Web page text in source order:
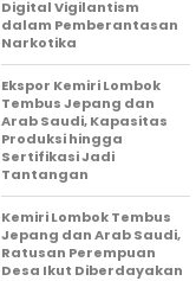
Digital Vigilantism
dalam Pemberantasan
Narkotika
Ekspor Kemiri Lombok
Tembus Jepang dan
Arab Saudi, Kapasitas
Produksi hingga
Sertifikasi Jadi
Tantangan
Kemiri Lombok Tembus
Jepang dan Arab Saudi,
Ratusan Perempuan
Desa Ikut Diberdayakan